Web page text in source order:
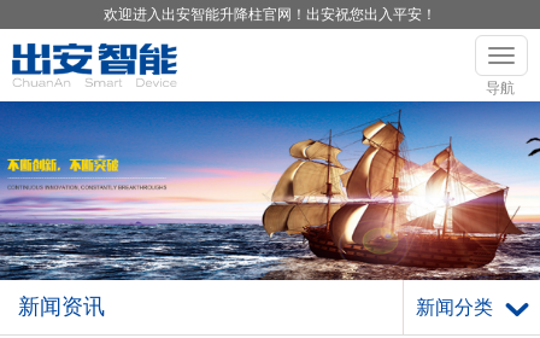
欢迎进入出安智能升降柱官网！出安祝您出入平安！
导航
新闻资讯 新闻分类